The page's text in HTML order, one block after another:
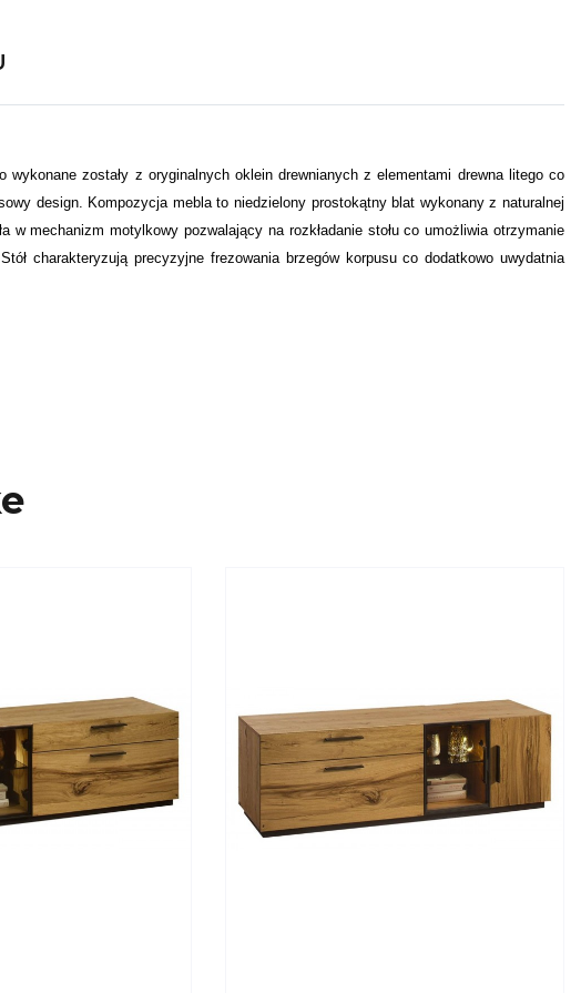
zostały z oryginalnych oklein drewnianych z elementami drewna litego co
design. Kompozycja mebla to niedzielony prostokątny blat wykonany z naturalnej
mechanizm motylkowy pozwalający na rozkładanie stołu co umożliwia otrzymanie
charakteryzują precyzyjne frezowania brzegów korpusu co dodatkowo uwydatnia